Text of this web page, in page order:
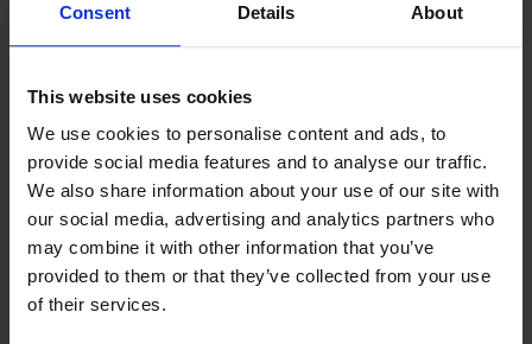
Consent Details About
This website uses cookies
We use cookies to personalise content and ads, to
provide social media features and to analyse our traffic.
We also share information about your use of our site with
our social media, advertising and analytics partners who
may combine it with other information that you’ve
provided to them or that they’ve collected from your use
of their services.